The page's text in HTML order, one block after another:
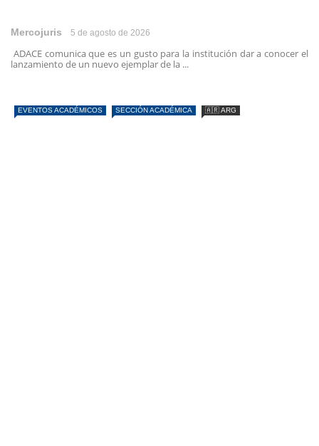
Mercojuris 5 de agosto de 2026
ADACE comunica que es un gusto para la institución dar a conocer el
lanzamiento de un nuevo ejemplar de la ...
EVENTOS ACADÉMICOS SECCIÓN ACADÉMICA 🇦🇷 ARG